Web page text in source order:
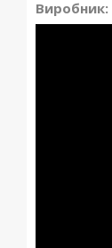
Виробник: